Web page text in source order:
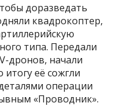
доразведать
квадрокоптер,
типа. Передали
дронов, начали
её сожгли
операции
«Проводник».